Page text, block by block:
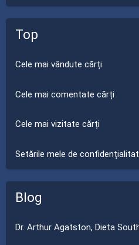
Top
Cele mai vândute cărți
Cele mai comentate cărți
Cele mai vizitate cărți
Setările mele de
Blog
Dr. Arthur Agatston, Dieta